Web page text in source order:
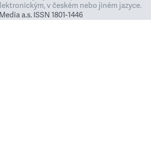
v českém nebo jiném jazyce.
a.s. ISSN 1801-1446